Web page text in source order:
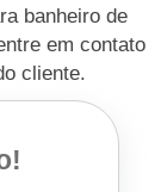
banheiro de
em contato
cliente.